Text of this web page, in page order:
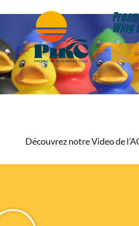
Wing
Découvrez notre Video de